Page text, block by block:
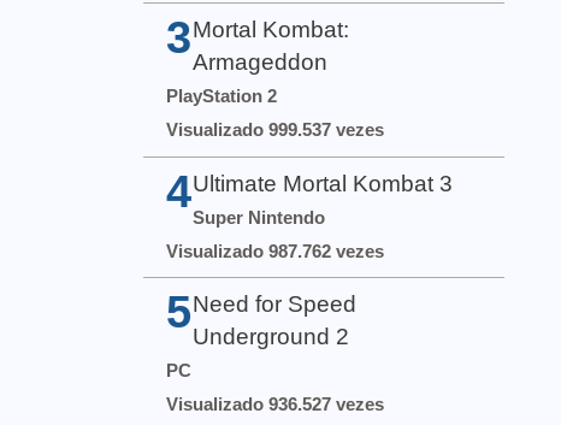
3 Mortal Kombat:
Armageddon
PlayStation 2
Visualizado 999.537 vezes
4 Ultimate Mortal Kombat 3
Super Nintendo
Visualizado 987.762 vezes
5 Need for Speed
Underground 2
PC
Visualizado 936.527 vezes